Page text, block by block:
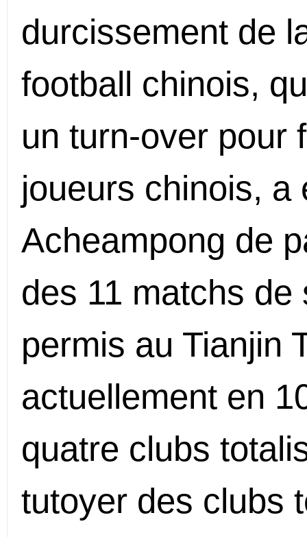
durcissement de
football chinois,
un turn-over pour
joueurs chinois, a
Acheampong de
des 11 matchs
permis au Tianjin
actuellement en
quatre clubs
tutoyer des clubs